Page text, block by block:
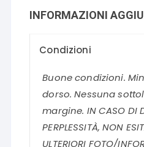
INFORMAZIONI
Condizioni
Buone condizioni.
dorso. Nessuna
margine. IN CASO DI
PERPLESSITÀ, NON
ULTERIORI FOTO/